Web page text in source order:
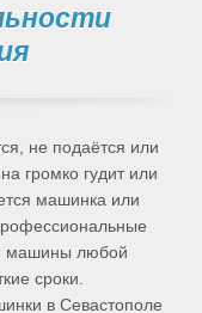
не подаётся или
громко гудит или
машинка или
машины любой
сроки.
в Севастополе